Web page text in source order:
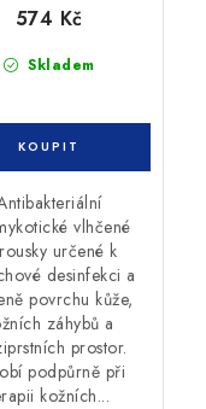
Skladem
574 Kč
vlhčené
určené k
desinfekci a
povrchu kůže,
záhybů a
prostor.
podpůrně při
kožních...